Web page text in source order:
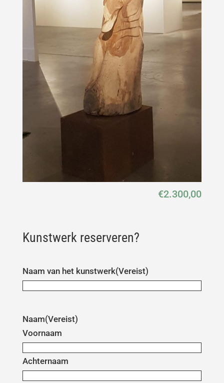
€2.300,00
Kunstwerk reserveren?
Naam van het kunstwerk(Vereist)
Naam(Vereist)
Voornaam
Achternaam